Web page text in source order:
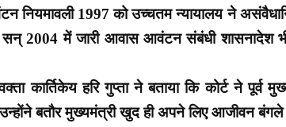
नियमावली 1997 को उच्चतम न्यायालय ने
2004 में जारी आवास आवंटन संबंधी शासनादेश भी
कार्तिकेय हरि गुप्ता ने बताया कि कोर्ट ने पूर्व
बतौर मुख्यमंत्री खुद ही अपने लिए आजीवन